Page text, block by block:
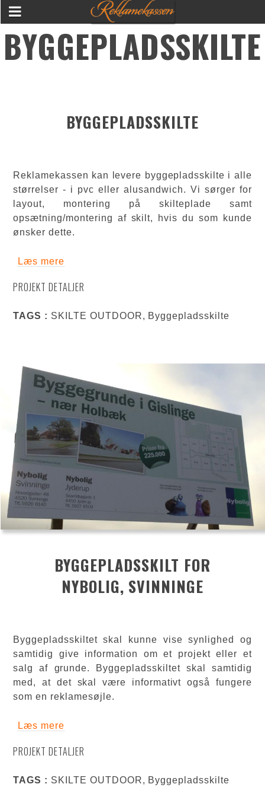
BYGGEPLADSSKILTE
BYGGEPLADSSKILTE
Reklamekassen kan levere byggepladsskilte i alle
størrelser - i pvc eller alusandwich. Vi sørger for
layout, montering på skilteplade samt
opsætning/montering af skilt, hvis du som kunde
ønsker dette.
Læs mere
PROJEKT DETALJER
TAGS : SKILTE OUTDOOR, Byggepladsskilte
BYGGEPLADSSKILT FOR
NYBOLIG, SVINNINGE
Byggepladsskiltet skal kunne vise synlighed og
samtidig give information om et projekt eller et
salg af grunde. Byggepladsskiltet skal samtidig
med, at det skal være informativt også fungere
som en reklamesøjle.
Læs mere
PROJEKT DETALJER
TAGS : SKILTE OUTDOOR, Byggepladsskilte